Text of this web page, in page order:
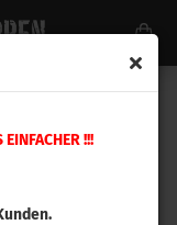
!!!